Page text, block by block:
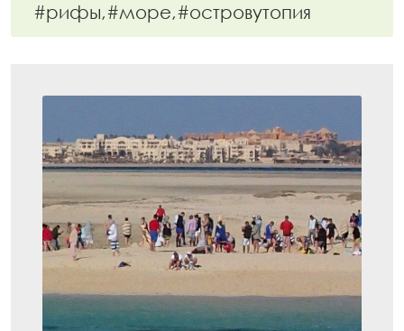
#рифы,#море,#островутопия